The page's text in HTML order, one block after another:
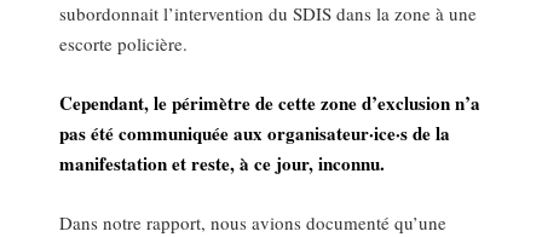
subordonnait l’intervention du SDIS dans la zone à une
escorte policière.
Cependant, le périmètre de cette zone d’exclusion n’a
pas été communiquée aux organisateur·ice·s de la
manifestation et reste, à ce jour, inconnu.
Dans notre rapport, nous avions documenté qu’une